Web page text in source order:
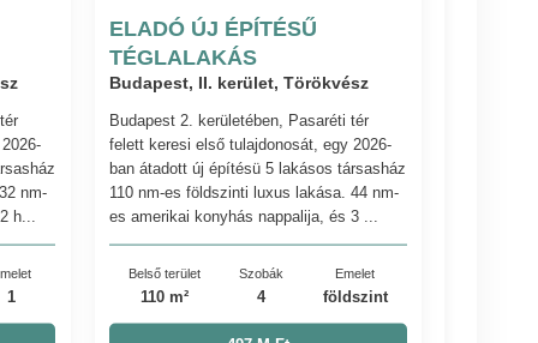
nm-
h...
1
ELADÓ ÚJ ÉPÍTÉSŰ
TÉGLALAKÁS
Budapest, II. kerület, Törökvész
Budapest 2. kerületében, Pasaréti tér
felett keresi első tulajdonosát, egy 2026-
ban átadott új építésü 5 lakásos társasház
110 nm-es földszinti luxus lakása. 44 nm-
es amerikai konyhás nappalija, és 3 ...
Belső terület
110 m²
Szobák
4
Emelet
földszint